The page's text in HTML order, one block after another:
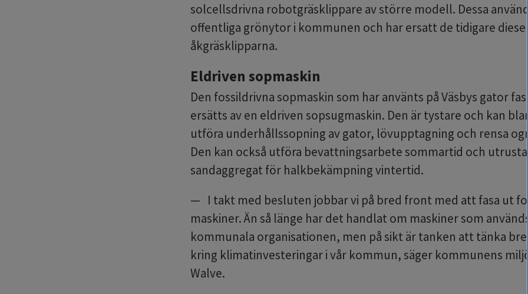
solcellsdrivna robotgräsklippare av större modell. Dessa
offentliga grönytor i kommunen och har ersatt de tidigare
åkgräsklipparna.
Eldriven sopmaskin
Den fossildrivna sopmaskin som har använts på Väsbys gator
ersätts av en eldriven sopsugmaskin. Den är tystare och kan
utföra underhållssopning av gator, lövupptagning och rensa
Den kan också utföra bevattningsarbete sommartid och
sandaggregat för halkbekämpning vintertid.
I takt med besluten jobbar vi på bred front med att fasa ut
maskiner. Än så länge har det handlat om maskiner som används
kommunala organisationen, men på sikt är tanken att tänka
kring klimatinvesteringar i vår kommun, säger kommunens
Walve.